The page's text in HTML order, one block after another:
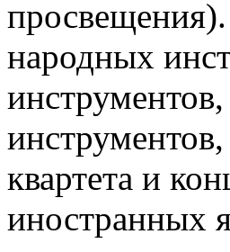
народных
квартета и
иностранных